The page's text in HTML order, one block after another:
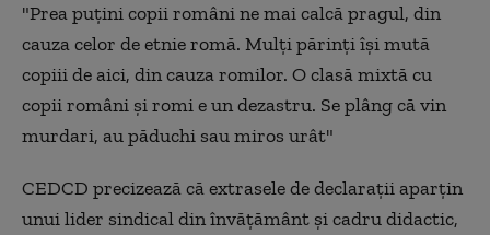
"Prea puţini copii români ne mai calcă pragul, din
cauza celor de etnie romă. Mulţi părinţi îşi mută
copiii de aici, din cauza romilor. O clasă mixtă cu
copii români şi romi e un dezastru. Se plâng că vin
murdari, au păduchi sau miros urât"
CEDCD precizează că extrasele de declaraţii aparţin
unui lider sindical din învăţământ şi cadru didactic,